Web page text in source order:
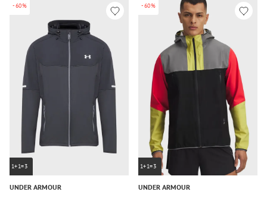
-60%
1+1=3
UNDER ARMOUR
-60%
1+1=3
UNDER ARMOUR